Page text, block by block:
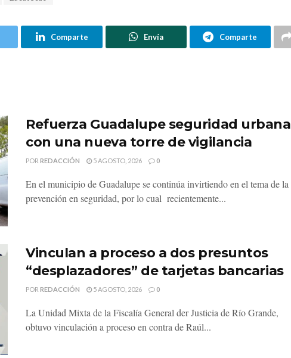
Comparte Envía Comparte
Refuerza Guadalupe seguridad urbana
con una nueva torre de vigilancia
POR REDACCIÓN 5 AGOSTO, 2026 0
En el municipio de Guadalupe se continúa invirtiendo en el tema de la
prevención en seguridad, por lo cual recientemente...
Vinculan a proceso a dos presuntos
“desplazadores” de tarjetas bancarias
POR REDACCIÓN 5 AGOSTO, 2026 0
La Unidad Mixta de la Fiscalía General der Justicia de Río Grande,
obtuvo vinculación a proceso en contra de Raúl...